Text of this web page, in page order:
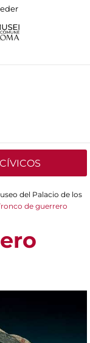
del Palacio de los
de guerrero